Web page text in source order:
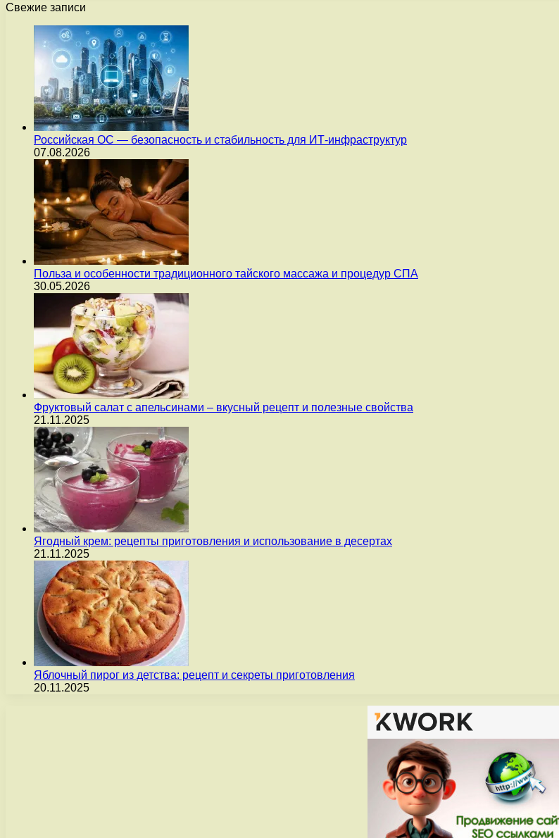
Свежие записи
Российская ОС — безопасность и стабильность для ИТ-инфраструктур
07.08.2026
Польза и особенности традиционного тайского массажа и процедур СПА
30.05.2026
Фруктовый салат с апельсинами – вкусный рецепт и полезные свойства
21.11.2025
Ягодный крем: рецепты приготовления и использование в десертах
21.11.2025
Яблочный пирог из детства: рецепт и секреты приготовления
20.11.2025